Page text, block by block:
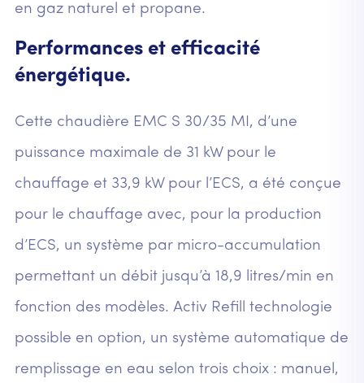
en gaz naturel et propane.
Performances et efficacité
énergétique.
Cette chaudière EMC S 30/35 MI, d’une
puissance maximale de 31 kW pour le
chauffage et 33,9 kW pour l’ECS, a été conçue
pour le chauffage avec, pour la production
d’ECS, un système par micro-accumulation
permettant un débit jusqu’à 18,9 litres/min en
fonction des modèles. Activ Refill technologie
possible en option, un système automatique de
remplissage en eau selon trois choix : manuel,